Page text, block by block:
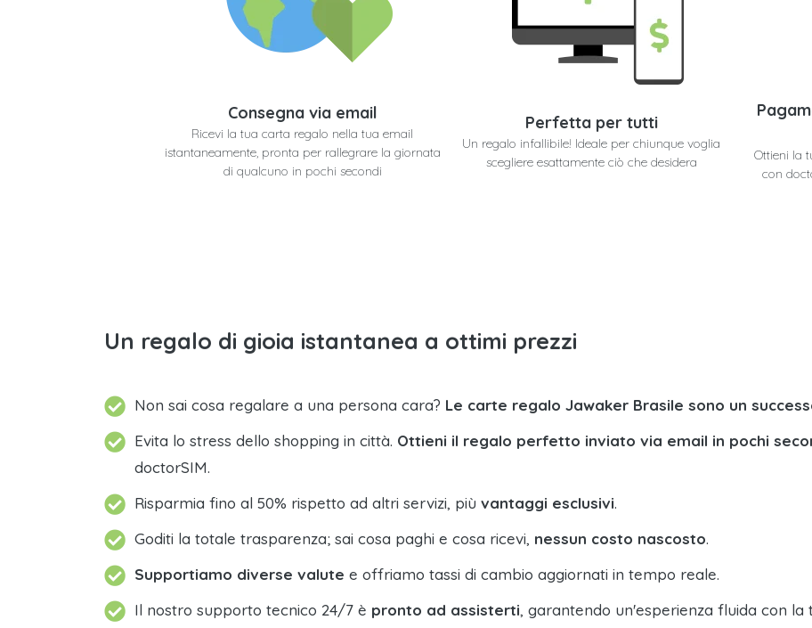
Consegna via email
Ricevi la tua carta regalo nella tua email
istantaneamente, pronta per rallegrare la giornata
di qualcuno in pochi secondi
Perfetta per tutti
Un regalo infallibile! Ideale per chiunque voglia
scegliere esattamente ciò che desidera
Ottieni la
con
Un regalo di gioia istantanea a ottimi prezzi
Non sai cosa regalare a una persona cara? Le carte regalo Jawaker Brasile sono un
Evita lo stress dello shopping in città. Ottieni il regalo perfetto inviato via email in pochi
doctorSIM.
Risparmia fino al 50% rispetto ad altri servizi, più vantaggi esclusivi.
Goditi la totale trasparenza; sai cosa paghi e cosa ricevi, nessun costo nascosto.
Supportiamo diverse valute e offriamo tassi di cambio aggiornati in tempo reale.
Il nostro supporto tecnico 24/7 è pronto ad assisterti, garantendo un'esperienza fluida con la